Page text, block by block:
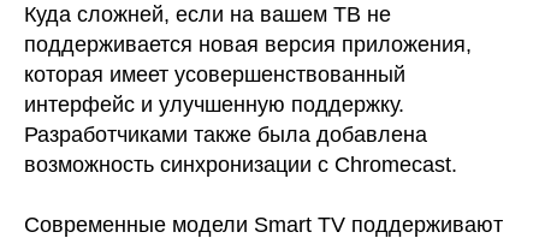
Куда сложней, если на вашем ТВ не
поддерживается новая версия приложения,
которая имеет усовершенствованный
интерфейс и улучшенную поддержку.
Разработчиками также была добавлена
возможность синхронизации с Chromecast.
Современные модели Smart TV поддерживают